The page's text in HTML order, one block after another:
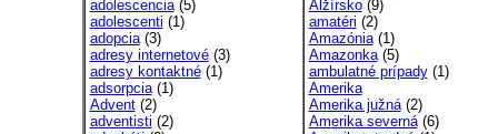
adolescencia(5)
adolescenti (1)
adopcia(3)
adresy internetové(3)
adresy kontaktné(1)
adsorpcia(1)
Advent(2)
adventisti (2)
Alžírsko(9)
amatéri (2)
Amazónia(1)
Amazonka(5)
ambulatné prípady(1)
Amerika
Amerika južná(2)
Amerika severná(6)